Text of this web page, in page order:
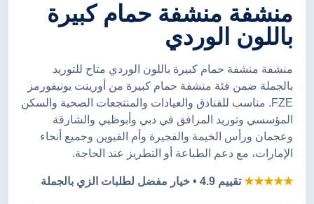
منشفة منشفة حمام كبيرة
باللون الوردي
منشفة منشفة حمام كبيرة باللون الوردي متاح للتوريد
بالجملة ضمن فئة منشفة حمام كبيرة من أورينت يونيفورمز
FZE. مناسب للفنادق والعيادات والمنتجعات الصحية والسكن
المؤسسي وتوريد المرافق في دبي وأبوظبي والشارقة
وعجمان ورأس الخيمة والفجيرة وأم القيوين وجميع أنحاء
الإمارات، مع دعم الطباعة أو التطريز عند الحاجة.
★★★★★تقييم 4.9 • خيار مفضل لطلبات الزي بالجملة